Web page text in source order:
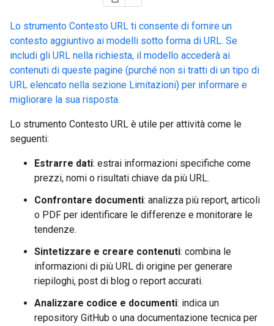
Lo strumento Contesto URL ti consente di fornire un
contesto aggiuntivo ai modelli sotto forma di URL. Se
includi gli URL nella richiesta, il modello accederà ai
contenuti di queste pagine (purché non si tratti di un tipo di
URL elencato nella sezione Limitazioni) per informare e
migliorare la sua risposta.
Lo strumento Contesto URL è utile per attività come le
seguenti:
Estrarre dati: estrai informazioni specifiche come
prezzi, nomi o risultati chiave da più URL.
Confrontare documenti: analizza più report, articoli
o PDF per identificare le differenze e monitorare le
tendenze.
Sintetizzare e creare contenuti: combina le
informazioni di più URL di origine per generare
riepiloghi, post di blog o report accurati.
Analizzare codice e documenti: indica un
repository GitHub o una documentazione tecnica per